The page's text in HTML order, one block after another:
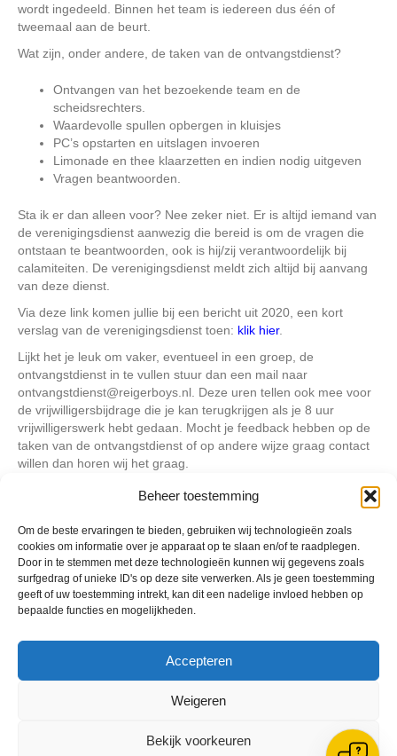
Beheer toestemming
Om de beste ervaringen te bieden, gebruiken wij technologieën zoals
cookies om informatie over je apparaat op te slaan en/of te raadplegen.
Door in te stemmen met deze technologieën kunnen wij gegevens zoals
surfgedrag of unieke ID's op deze site verwerken. Als je geen toestemming
geeft of uw toestemming intrekt, kan dit een nadelige invloed hebben op
bepaalde functies en mogelijkheden.
Accepteren
Weigeren
Bekijk voorkeuren
wordt ingedeeld. Binnen het team is iedereen dus één of
tweemaal aan de beurt.
Wat zijn, onder andere, de taken van de ontvangstdienst?
Ontvangen van het bezoekende team en de
scheidsrechters.
Waardevolle spullen opbergen in kluisjes
PC’s opstarten en uitslagen invoeren
Limonade en thee klaarzetten en indien nodig uitgeven
Vragen beantwoorden.
Sta ik er dan alleen voor? Nee zeker niet. Er is altijd iemand van
de verenigingsdienst aanwezig die bereid is om de vragen die
ontstaan te beantwoorden, ook is hij/zij verantwoordelijk bij
calamiteiten. De verenigingsdienst meldt zich altijd bij aanvang
van deze dienst.
Via deze link komen jullie bij een bericht uit 2020, een kort
verslag van de verenigingsdienst toen: klik hier.
Lijkt het je leuk om vaker, eventueel in een groep, de
ontvangstdienst in te vullen stuur dan een mail naar
ontvangstdienst@reigerboys.nl. Deze uren tellen ook mee voor
de vrijwilligersbijdrage die je kan terugkrijgen als je 8 uur
vrijwilligerswerk hebt gedaan. Mocht je feedback hebben op de
taken van de ontvangstdienst of op andere wijze graag contact
willen dan horen wij het graag.
Met vriendelijke groet,
Bestuurslid voetbalzaken Facilitair
Geplaatst inBerichten seizoen 2021-2022
1705 NA Heerhugowaard